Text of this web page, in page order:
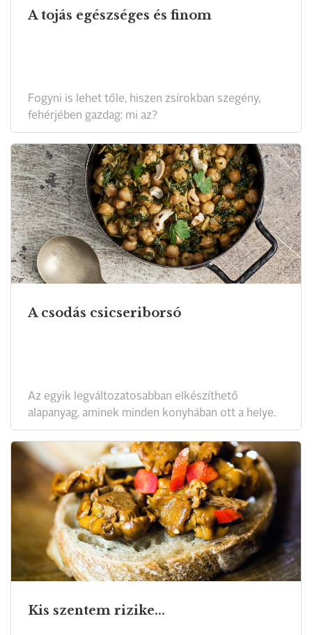
A tojás egészséges és finom
Fogyni is lehet tőle, hiszen zsírokban szegény,
fehérjében gazdag: mi az?
A csodás csicseriborsó
Az egyik legváltozatosabban elkészíthető
alapanyag, aminek minden konyhában ott a helye.
Kis szentem rizike...